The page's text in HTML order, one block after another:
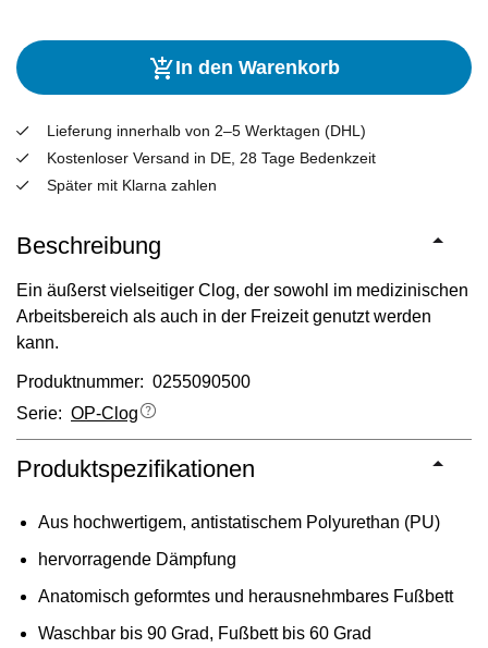
In den Warenkorb
Lieferung innerhalb von 2–5 Werktagen (DHL)
Kostenloser Versand in DE, 28 Tage Bedenkzeit
Später mit Klarna zahlen
Beschreibung
Ein äußerst vielseitiger Clog, der sowohl im medizinischen
Arbeitsbereich als auch in der Freizeit genutzt werden
kann.
Produktnummer: 0255090500
Serie: OP-Clog
Produktspezifikationen
Aus hochwertigem, antistatischem Polyurethan (PU)
hervorragende Dämpfung
Anatomisch geformtes und herausnehmbares Fußbett
Waschbar bis 90 Grad, Fußbett bis 60 Grad